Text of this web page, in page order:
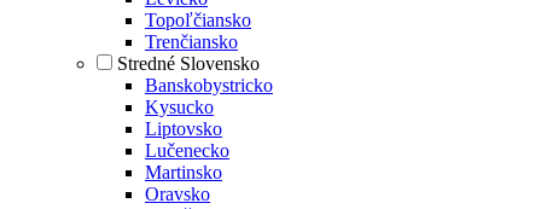
Topoľčiansko
Trenčiansko
Stredné Slovensko
Banskobystricko
Kysucko
Liptovsko
Lučenecko
Martinsko
Oravsko